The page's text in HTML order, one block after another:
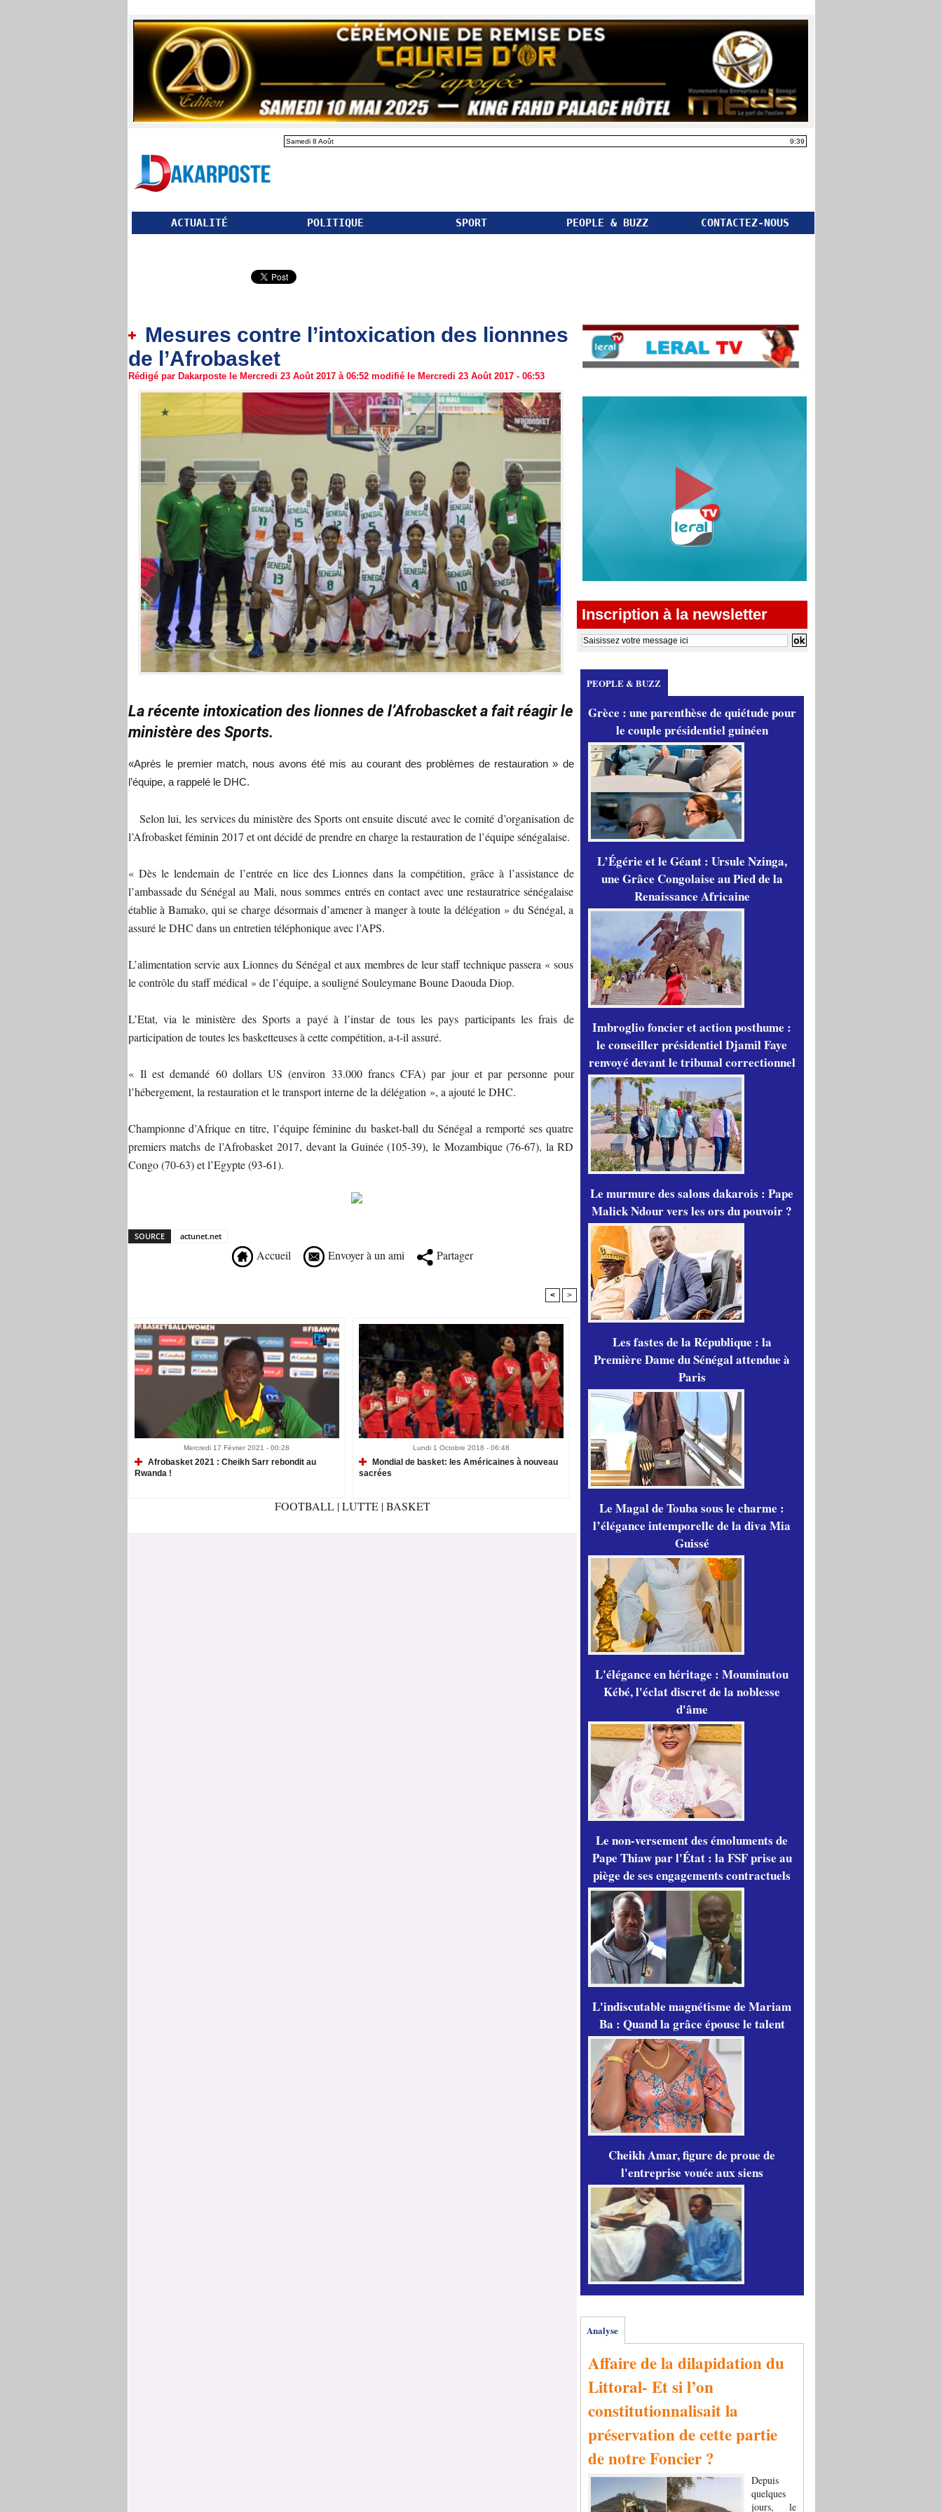
Samedi 8 Août 9:39
ACTUALITÉ POLITIQUE SPORT PEOPLE & BUZZ CONTACTEZ-NOUS
Mesures contre l’intoxication des lionnnes
de l’Afrobasket
Rédigé par Dakarposte le Mercredi 23 Août 2017 à 06:52 modifié le Mercredi 23 Août 2017 - 06:53
La récente intoxication des lionnes de l’Afrobascket a fait réagir le
ministère des Sports.
«Après le premier match, nous avons été mis au courant des problèmes de restauration » de
l’équipe, a rappelé le DHC.
Selon lui, les services du ministère des Sports ont ensuite discuté avec le comité d’organisation de
l’Afrobasket féminin 2017 et ont décidé de prendre en charge la restauration de l’équipe sénégalaise.
« Dès le lendemain de l’entrée en lice des Lionnes dans la compétition, grâce à l’assistance de
l’ambassade du Sénégal au Mali, nous sommes entrés en contact avec une restauratrice sénégalaise
établie à Bamako, qui se charge désormais d’amener à manger à toute la délégation » du Sénégal, a
assuré le DHC dans un entretien téléphonique avec l’APS.
L’alimentation servie aux Lionnes du Sénégal et aux membres de leur staff technique passera « sous
le contrôle du staff médical » de l’équipe, a souligné Souleymane Boune Daouda Diop.
L’Etat, via le ministère des Sports a payé à l’instar de tous les pays participants les frais de
participation de toutes les basketteuses à cette compétition, a-t-il assuré.
« Il est demandé 60 dollars US (environ 33.000 francs CFA) par jour et par personne pour
l’hébergement, la restauration et le transport interne de la délégation », a ajouté le DHC.
Championne d’Afrique en titre, l’équipe féminine du basket-ball du Sénégal a remporté ses quatre
premiers matchs de l’Afrobasket 2017, devant la Guinée (105-39), le Mozambique (76-67), la RD
Congo (70-63) et l’Egypte (93-61).
SOURCE actunet.net
Accueil Envoyer à un ami Partager
< >
Mercredi 17 Février 2021 - 00:28
Afrobasket 2021 : Cheikh Sarr rebondit au
Rwanda !
Lundi 1 Octobre 2018 - 06:48
Mondial de basket: les Américaines à nouveau
sacrées
FOOTBALL |LUTTE |BASKET
Inscription à la newsletter
PEOPLE & BUZZ
Grèce : une parenthèse de quiétude pour
le couple présidentiel guinéen
L’Égérie et le Géant : Ursule Nzinga,
une Grâce Congolaise au Pied de la
Renaissance Africaine
Imbroglio foncier et action posthume :
le conseiller présidentiel Djamil Faye
renvoyé devant le tribunal correctionnel
Le murmure des salons dakarois : Pape
Malick Ndour vers les ors du pouvoir ?
Les fastes de la République : la
Première Dame du Sénégal attendue à
Paris
Le Magal de Touba sous le charme :
l’élégance intemporelle de la diva Mia
Guissé
L'élégance en héritage : Mouminatou
Kébé, l'éclat discret de la noblesse
d'âme
Le non-versement des émoluments de
Pape Thiaw par l'État : la FSF prise au
piège de ses engagements contractuels
L'indiscutable magnétisme de Mariam
Ba : Quand la grâce épouse le talent
Cheikh Amar, figure de proue de
l'entreprise vouée aux siens
Analyse
Affaire de la dilapidation du
Littoral- Et si l’on
constitutionnalisait la
préservation de cette partie
de notre Foncier ?
Depuis
quelques
jours, le